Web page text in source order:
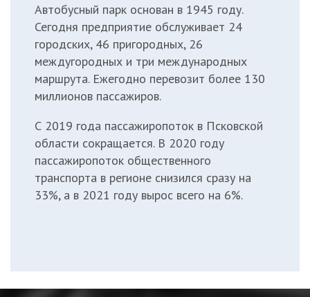
Автобусный парк основан в 1945 году.
Сегодня предприятие обслуживает 24
городских, 46 пригородных, 26
междугородных и три международных
маршрута. Ежегодно перевозит более 130
миллионов пассажиров.
С 2019 года пассажиропоток в Псковской
области сокращается. В 2020 году
пассажиропоток общественного
транспорта в регионе снизился сразу на
33%, а в 2021 году вырос всего на 6%.